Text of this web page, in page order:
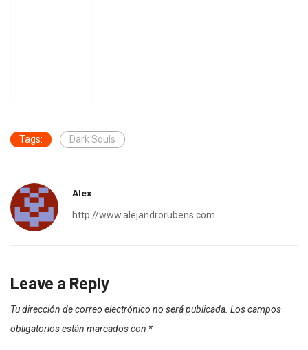
Tags: Dark Souls
Alex
http://www.alejandrorubens.com
Leave a Reply
Tu dirección de correo electrónico no será publicada. Los campos
obligatorios están marcados con *